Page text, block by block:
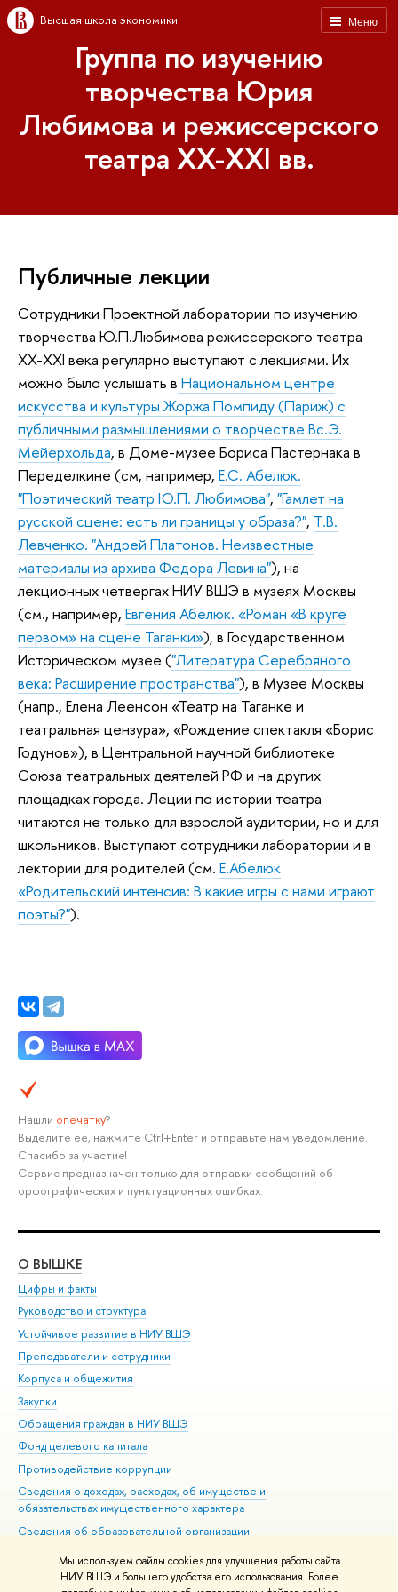
Мы используем файлы cookies для улучшения работы сайта
НИУ ВШЭ и большего удобства его использования. Более
Меню
Высшая школа экономики
Группа по изучению
творчества Юрия
Любимова и режиссерского
театра XX-XXI вв.
Публичные лекции
Сотрудники Проектной лаборатории по изучению
творчества Ю.П.Любимова режиссерского театра
XX-XXI века регулярно выступают с лекциями. Их
можно было услышать в Национальном центре
искусства и культуры Жоржа Помпиду (Париж) с
публичными размышлениями о творчестве Вс.Э.
Мейерхольда, в Доме-музее Бориса Пастернака в
Переделкине (см, например, Е.С. Абелюк.
"Поэтический театр Ю.П. Любимова", "Гамлет на
русской сцене: есть ли границы у образа?", Т.В.
Левченко. "Андрей Платонов. Неизвестные
материалы из архива Федора Левина"), на
лекционных четвергах НИУ ВШЭ в музеях Москвы
(см., например, Евгения Абелюк. «Роман «В круге
первом» на сцене Таганки»), в Государственном
Историческом музее ("Литература Серебряного
века: Расширение пространства"), в Музее Москвы
(напр., Елена Леенсон «Театр на Таганке и
театральная цензура», «Рождение спектакля «Борис
Годунов»), в Центральной научной библиотеке
Союза театральных деятелей РФ и на других
площадках города. Леции по истории театра
читаются не только для взрослой аудитории, но и для
школьников. Выступают сотрудники лаборатории и в
лектории для родителей (см. Е.Абелюк
«Родительский интенсив: В какие игры с нами играют
поэты?").
Нашли опечатку?
Выделите её, нажмите Ctrl+Enter и отправьте нам уведомление.
Спасибо за участие!
Сервис предназначен только для отправки сообщений об
орфографических и пунктуационных ошибках.
О ВЫШКЕ
Цифры и факты
Руководство и структура
Устойчивое развитие в НИУ ВШЭ
Преподаватели и сотрудники
Корпуса и общежития
Закупки
Обращения граждан в НИУ ВШЭ
Фонд целевого капитала
Противодействие коррупции
Сведения о доходах, расходах, об имуществе и
обязательствах имущественного характера
Сведения об образовательной организации
Людям с ограниченными возможностями здоровья
Единая платежная страница